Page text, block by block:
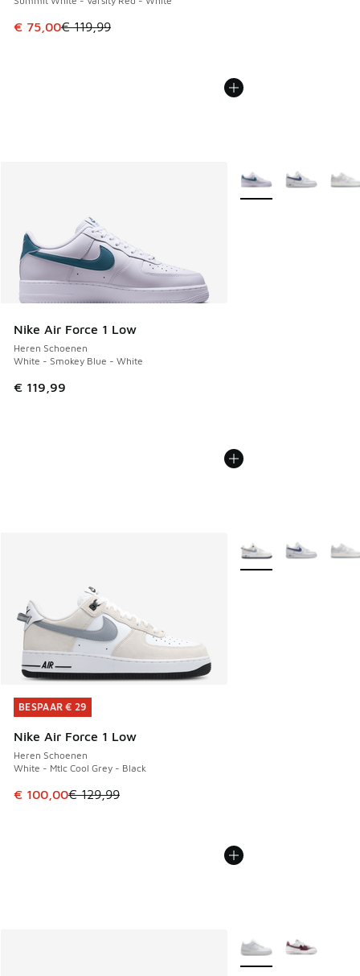
Dit artikel is in de uitverkoop. Dit artikel is in de
€ 75,00€ 119,99
Nike Air Force 1 Low
Heren Schoenen
White - Smokey Blue - White
€ 119,99
Meer kleuren
BESPAAR € 29
Nike Air Force 1 Low
Heren Schoenen
White - Mtlc Cool Grey - Black
Dit artikel is in de uitverkoop. Dit artikel is in de
€ 100,00€ 129,99
BESPAAR € 29
Meer kleuren
Meer kleuren